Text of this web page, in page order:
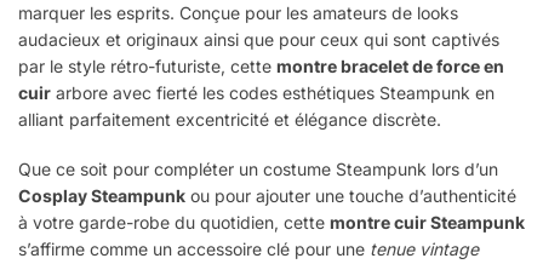
marquer les esprits. Conçue pour les amateurs de looks
audacieux et originaux ainsi que pour ceux qui sont captivés
par le style rétro-futuriste, cette montre bracelet de force en
cuir arbore avec fierté les codes esthétiques Steampunk en
alliant parfaitement excentricité et élégance discrète.
Que ce soit pour compléter un costume Steampunk lors d’un
Cosplay Steampunk ou pour ajouter une touche d’authenticité
à votre garde-robe du quotidien, cette montre cuir Steampunk
s’affirme comme un accessoire clé pour une tenue vintage